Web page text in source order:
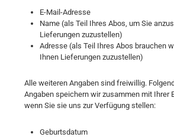
E-Mail-Adresse
Name (als Teil Ihres Abos, um Sie
Lieferungen zuzustellen)
Adresse (als Teil Ihres Abos brauchen
Ihnen Lieferungen zuzustellen)
Alle weiteren Angaben sind freiwillig.
Angaben speichern wir zusammen mit Ihrer
wenn Sie sie uns zur Verfügung stellen:
Geburtsdatum